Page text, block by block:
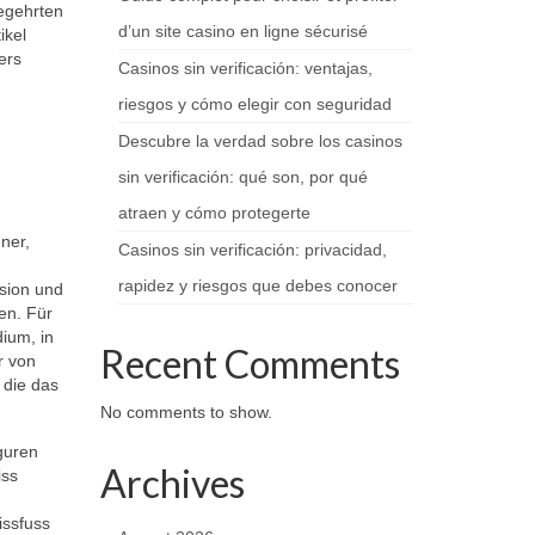
und
Für
in
von
das
d’un site casino en ligne sécurisé
Casinos sin verificación: ventajas,
riesgos y cómo elegir con seguridad
Descubre la verdad sobre los casinos
sin verificación: qué son, por qué
atraen y cómo protegerte
Casinos sin verificación: privacidad,
rapidez y riesgos que debes conocer
Recent Comments
No comments to show.
Archives